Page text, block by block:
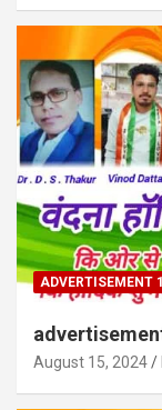
ADVERTISEMENT 1
August 15, 2024